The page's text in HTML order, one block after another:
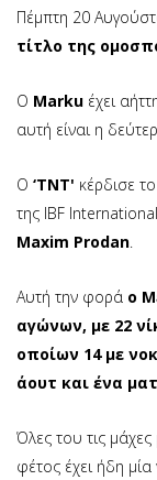
Πέμπτη 20
τίτλο της
Ο Marku έχει
αυτή είναι η
O ‘TNT' κέρδισε
της IBF
Maxim Prodan
Αυτή την φορά ο
αγώνων, με 22
οποίων 14 με
άουτ και ένα
Όλες του τις μάχες
φέτος έχει ήδη